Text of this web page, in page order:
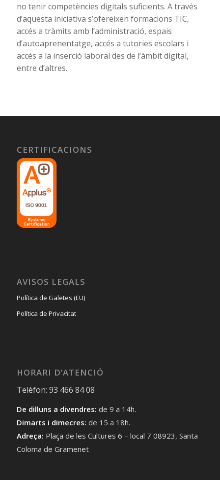
no tenir competències digitals suficients. A través
d’aquesta iniciativa s’ofereixen formacions TIC,
accés a tràmits amb l’administració, espais
d’autoaprenentatge, accés a tutories escolars i
accés a la inserció laboral des de l’àmbit digital,
entre d’altres.
CERTIFICACIONS
AVISOS LEGALS
Política de Galetes (EU)
Política de Privacitat
HORARI D’ATENCIÓ
Telèfon: 93 466 84 08
De dilluns a divendres: de 9 a 14h.
Dimarts i dimecres: de 15 a 18h.
Adreça: Plaça de les Cultures 6 – local 7 08923, Santa
Coloma de Gramenet